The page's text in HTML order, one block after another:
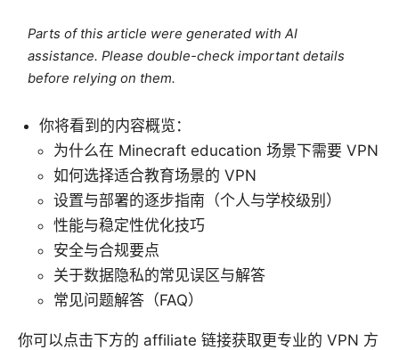
Parts of this article were generated with AI
assistance. Please double-check important details
before relying on them.
你将看到的内容概览：
为什么在 Minecraft education 场景下需要 VPN
如何选择适合教育场景的 VPN
设置与部署的逐步指南（个人与学校级别）
性能与稳定性优化技巧
安全与合规要点
关于数据隐私的常见误区与解答
常见问题解答（FAQ）
你可以点击下方的 affiliate 链接获取更专业的 VPN 方